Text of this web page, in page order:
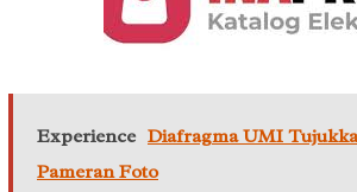
Experience Diafragma UMI
Pameran Foto